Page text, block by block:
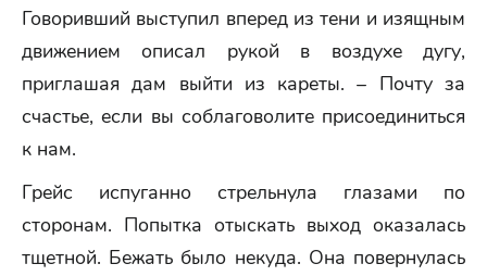
Говоривший выступил вперед из тени и изящным
движением описал рукой в воздухе дугу,
приглашая дам выйти из кареты. – Почту за
счастье, если вы соблаговолите присоединиться
к нам.
Грейс испуганно стрельнула глазами по
сторонам. Попытка отыскать выход оказалась
тщетной. Бежать было некуда. Она повернулась